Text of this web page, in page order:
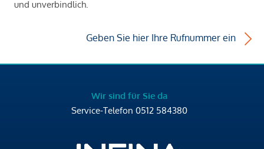
und unverbindlich.
Geben Sie hier Ihre Rufnummer ein
Wir sind für Sie da
Service-Telefon 0512 584380